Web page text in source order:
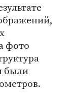
фото
были